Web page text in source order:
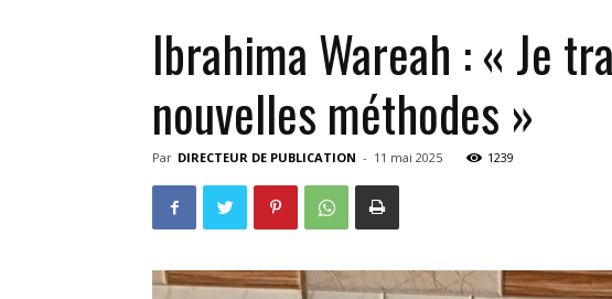
Ibrahima Wareah : « Je
nouvelles méthodes »
Par DIRECTEUR DE PUBLICATION - 11 mai 2025 1239